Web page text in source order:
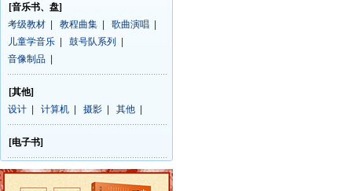
[音乐书、盘]
考级教材
教程曲集 歌曲演唱
儿童学音乐
鼓号队系列
音像制品
[其他]
设计
计算机 摄影 其他
[电子书]